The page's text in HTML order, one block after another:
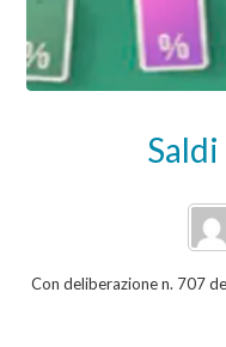
Con deliberazione n. 707